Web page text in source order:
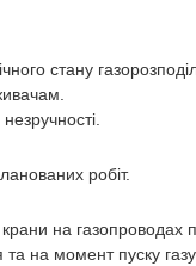
стану
робіт.
на газопроводах
на момент пуску газу